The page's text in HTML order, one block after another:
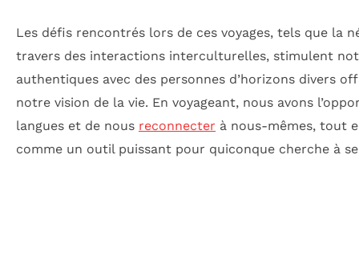
Les défis rencontrés lors de ces voyages, tels que la
travers des interactions interculturelles, stimulent
authentiques avec des personnes d’horizons divers
notre vision de la vie. En voyageant, nous avons
langues et de nous reconnecter à nous-mêmes, tout
comme un outil puissant pour quiconque cherche à